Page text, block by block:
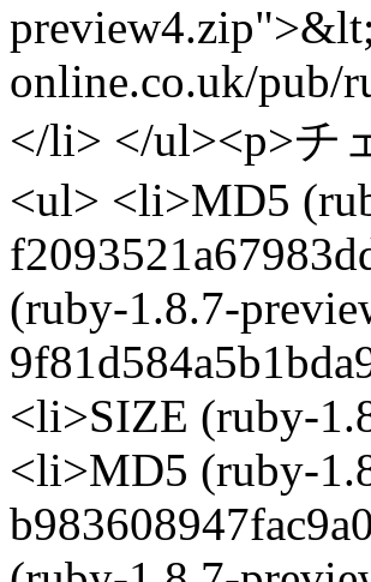
online.co.uk/pub/
</li> </ul><p>チ
<ul> <li>MD5
(ruby-1.8.7-
<li>SIZE (ruby-
<li>MD5 (ruby-